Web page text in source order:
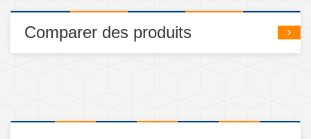
Comparer des produits